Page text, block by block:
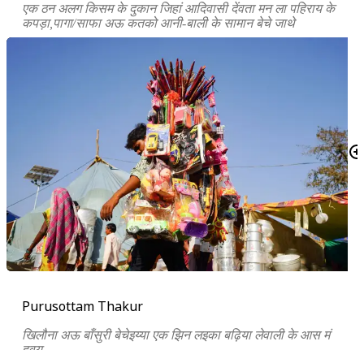
एक ठन अलग किसम के दुकान जिहां आदिवासी देंवता मन ला पहिराय के
कपड़ा,पागा/साफा अऊ कतको आनी-बाली के सामान बेचे जाथे
Purusottam Thakur
खिलौना अऊ बाँसुरी बेचेइय्या एक झिन लइका बढ़िया लेवाली के आस मं